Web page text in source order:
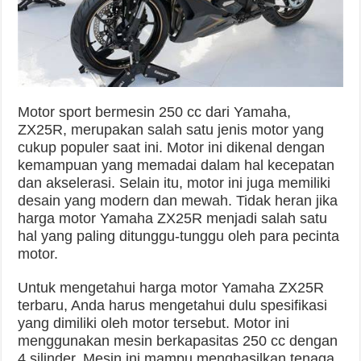
Motor sport bermesin 250 cc dari Yamaha,
ZX25R, merupakan salah satu jenis motor yang
cukup populer saat ini. Motor ini dikenal dengan
kemampuan yang memadai dalam hal kecepatan
dan akselerasi. Selain itu, motor ini juga memiliki
desain yang modern dan mewah. Tidak heran jika
harga motor Yamaha ZX25R menjadi salah satu
hal yang paling ditunggu-tunggu oleh para pecinta
motor.
Untuk mengetahui harga motor Yamaha ZX25R
terbaru, Anda harus mengetahui dulu spesifikasi
yang dimiliki oleh motor tersebut. Motor ini
menggunakan mesin berkapasitas 250 cc dengan